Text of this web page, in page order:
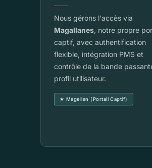
Nous gérons l'accès via
Magallanes, notre propre
captif, avec authentification
flexible, intégration PMS et
contrôle de la bande
profil utilisateur.
★ Magellan (Portail Captif)